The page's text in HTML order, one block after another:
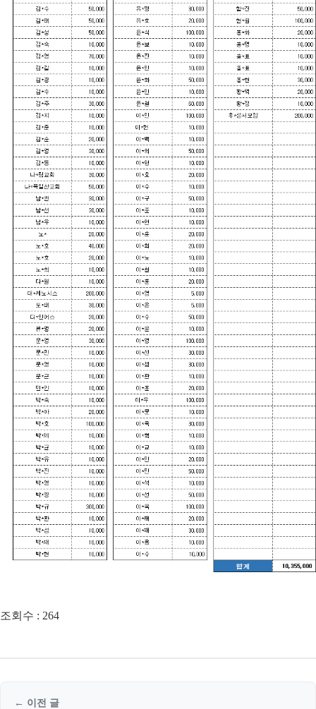
조회수 : 264
← 이전 글